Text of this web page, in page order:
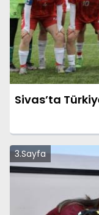
Sivas’ta
3.Sayfa